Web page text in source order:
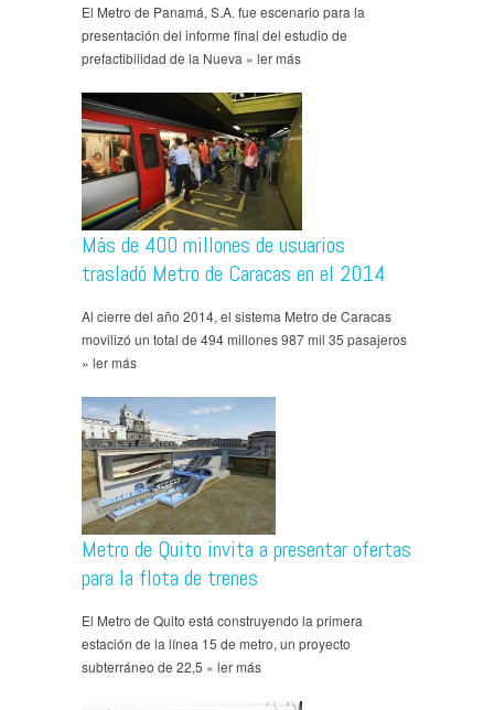
El Metro de Panamá, S.A. fue escenario para la
presentación del informe final del estudio de
prefactibilidad de la Nueva » ler más
Más de 400 millones de usuarios
trasladó Metro de Caracas en el 2014
Al cierre del año 2014, el sistema Metro de Caracas
movilizó un total de 494 millones 987 mil 35 pasajeros
» ler más
Metro de Quito invita a presentar ofertas
para la flota de trenes
El Metro de Quito está construyendo la primera
estación de la línea 15 de metro, un proyecto
subterráneo de 22,5 » ler más